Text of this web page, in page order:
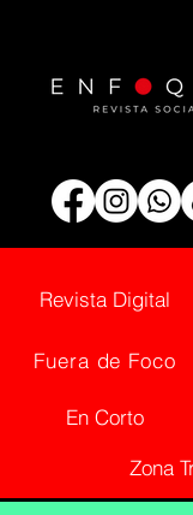
Revista Digital
Fuera de Foco
En Corto
Zona